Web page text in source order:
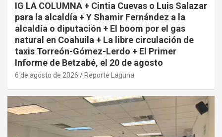
IG LA COLUMNA + Cintia Cuevas o Luis Salazar
para la alcaldía + Y Shamir Fernández a la
alcaldía o diputación + El boom por el gas
natural en Coahuila + La libre circulación de
taxis Torreón-Gómez-Lerdo + El Primer
Informe de Betzabé, el 20 de agosto
6 de agosto de 2026 Reporte Laguna